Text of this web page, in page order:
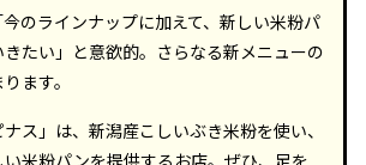
のラインナップに加えて、新しい米粉パ
たい」と意欲的。さらなる新メニューの
ます。
ス」は、新潟産こしいぶき米粉を使い、
米粉パンを提供するお店。ぜひ、足を